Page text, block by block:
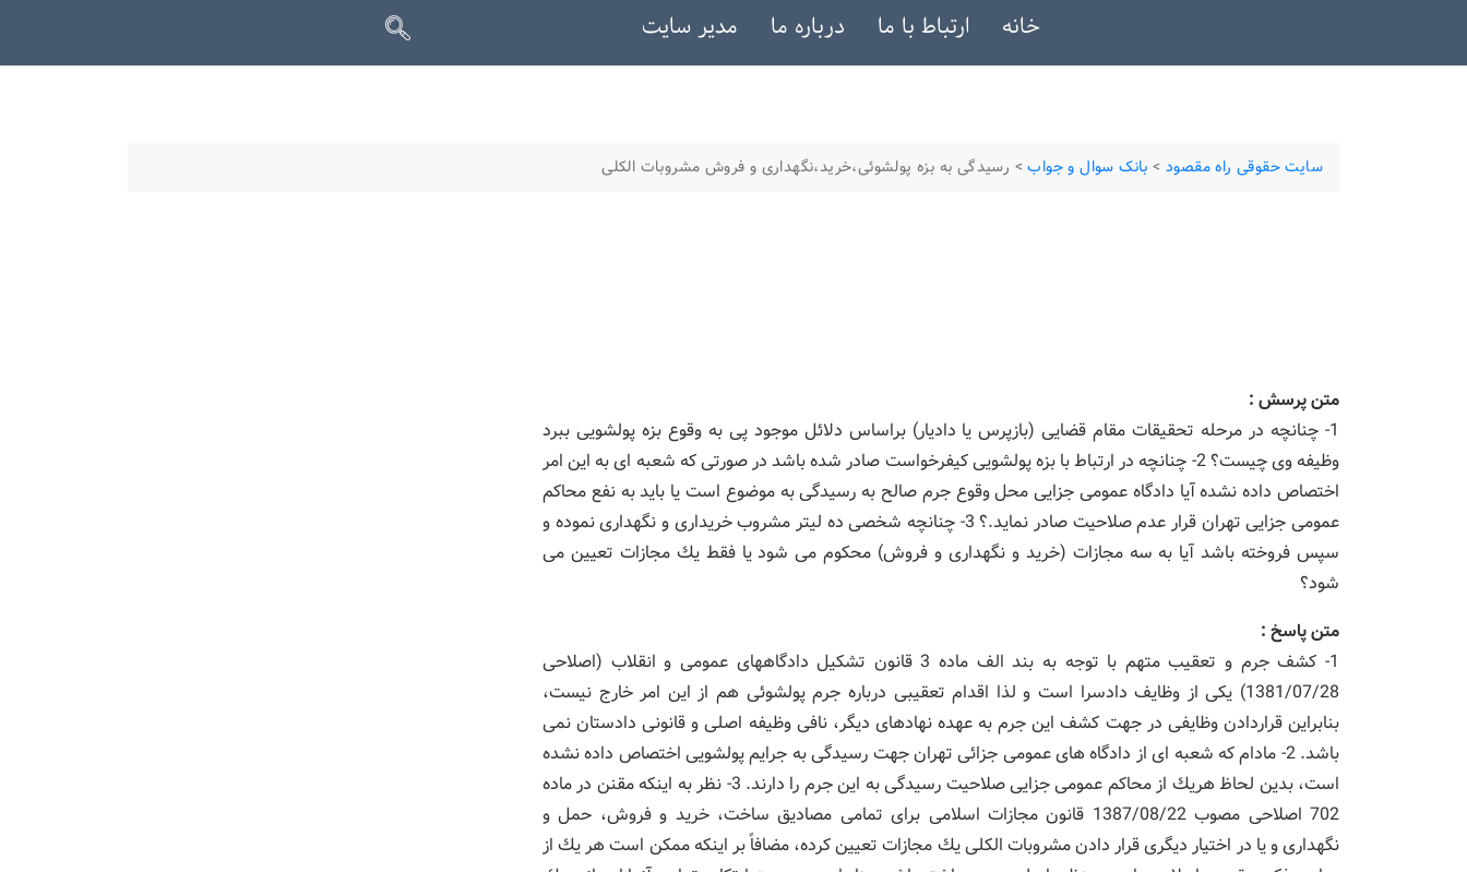
خانه ارتباط با ما درباره ما مدیر سایت
سایت حقوقی راه مقصود > بانک سوال و جواب> رسیدگی به بزه پولشوئی،خرید،نگهداری و فروش مشروبات الکلی
متن پرسش :
1- چنانچه در مرحله تحقیقات مقام قضایی (بازپرس یا دادیار) براساس دلائل موجود پی به وقوع بزه پولشویی ببرد
وظیفه وی چیست؟ 2- چنانچه در ارتباط با بزه پولشویی كیفرخواست صادر شده باشد در صورتی كه شعبه ای به این امر
اختصاص داده نشده آیا دادگاه عمومی جزایی محل وقوع جرم صالح به رسیدگی به موضوع است یا باید به نفع محاكم
عمومی جزایی تهران قرار عدم صلاحیت صادر نماید.؟ 3- چنانچه شخصی ده لیتر مشروب خریداری و نگهداری نموده و
سپس فروخته باشد آیا به سه مجازات (خرید و نگهداری و فروش) محكوم می شود یا فقط یك مجازات تعیین می
شود؟
متن پاسخ :
1- كشف جرم و تعقیب متهم با توجه به بند الف ماده 3 قانون تشكیل دادگاههای عمومی و انقلاب (اصلاحی
1381/07/28) یكی از وظایف دادسرا است و لذا اقدام تعقیبی درباره جرم پولشوئی هم از این امر خارج نیست،
بنابراین قراردادن وظایفی در جهت كشف این جرم به عهده نهادهای دیگر، نافی وظیفه اصلی و قانونی دادستان نمی
باشد. 2- مادام كه شعبه ای از دادگاه های عمومی جزائی تهران جهت رسیدگی به جرایم پولشویی اختصاص داده نشده
است، بدین لحاظ هریك از محاكم عمومی جزایی صلاحیت رسیدگی به این جرم را دارند. 3- نظر به اینكه مقنن در ماده
702 اصلاحی مصوب 1387/08/22 قانون مجازات اسلامی برای تمامی مصادیق ساخت، خرید و فروش، حمل و
نگهداری و یا در اختیار دیگری قرار دادن مشروبات الكلی یك مجازات تعیین كرده، مضافاً بر اینكه ممكن است هر یك از